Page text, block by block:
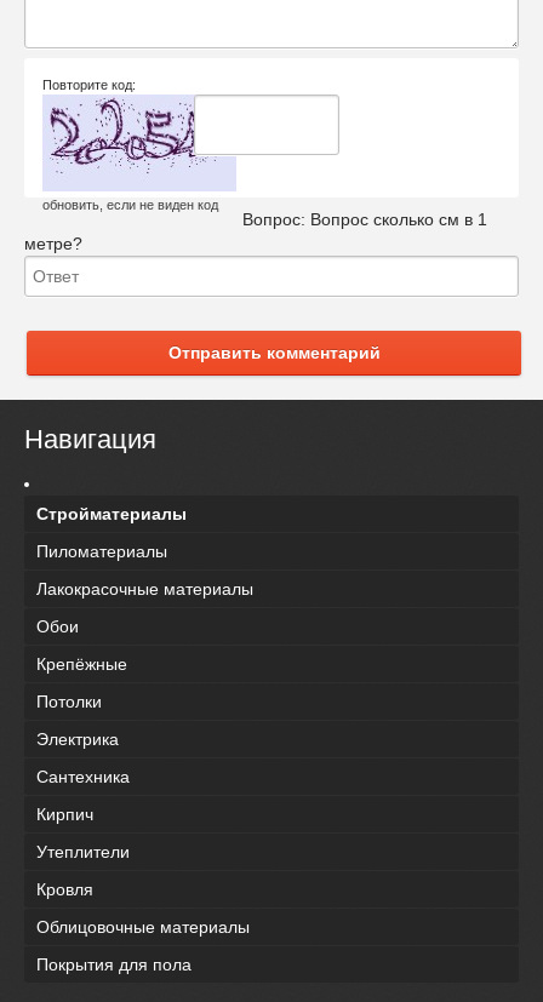
Повторите код:
обновить, если не виден код
Вопрос: Вопрос сколько см в 1
метре?
Отправить комментарий
Навигация
Стройматериалы
Пиломатериалы
Лакокрасочные материалы
Обои
Крепёжные
Потолки
Электрика
Сантехника
Кирпич
Утеплители
Кровля
Облицовочные материалы
Покрытия для пола